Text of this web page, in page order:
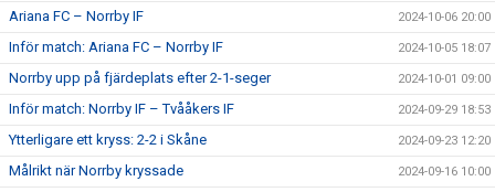
Ariana FC – Norrby IF 2024-10-06 20:00
Inför match: Ariana FC – Norrby IF 2024-10-05 18:07
Norrby upp på fjärdeplats efter 2-1-seger 2024-10-01 09:00
Inför match: Norrby IF – Tvååkers IF 2024-09-29 18:53
Ytterligare ett kryss: 2-2 i Skåne 2024-09-23 12:20
Målrikt när Norrby kryssade 2024-09-16 10:00